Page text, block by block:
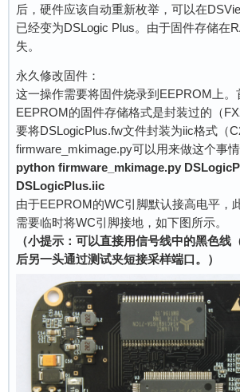
后，硬件应该自动重新枚举，可以在
已经变为DSLogic Plus。由于固件存储在
失。
永久修改固件：
这一操作需要将固件烧录到EEPROM上。
EEPROM的固件存储格式是封装过的（
要将DSLogicPlus.fw文件封装为iic格式（
firmware_mkimage.py可以用来做这个事
python firmware_mkimage.py
DSLogicPlus.iic
由于EEPROM的WC引脚默认接高电平，
需要临时将WC引脚接地，如下图所示。
（小提示：可以直接用信号线中的黑色线
后另一头通过测试夹短接采样端口。）